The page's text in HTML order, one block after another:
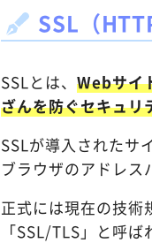
SSL（
SSLとは、 Webサイ
ざんを防ぐセキュリ
SSLが導入された
ブラウザのアドレス
正式には現在の技術
「SSL/TLS」と呼ば